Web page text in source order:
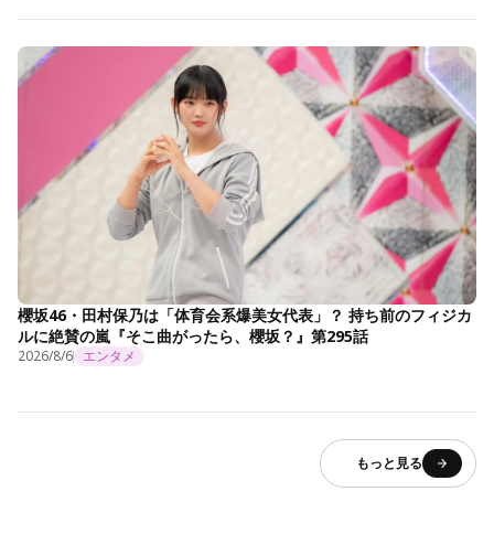
櫻坂46・田村保乃は「体育会系爆美女代表」？ 持ち前のフィジカ
ルに絶賛の嵐『そこ曲がったら、櫻坂？』第295話
2026/8/6 エンタメ
もっと見る